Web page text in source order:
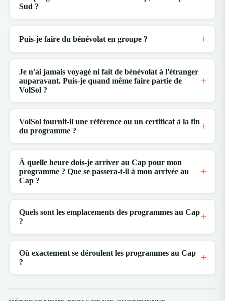
Sud ?
Puis-je faire du bénévolat en groupe ?
Je n'ai jamais voyagé ni fait de bénévolat à l'étranger
auparavant. Puis-je quand même faire partie de
VolSol ?
VolSol fournit-il une référence ou un certificat à la fin
du programme ?
À quelle heure dois-je arriver au Cap pour mon
programme ? Que se passera-t-il à mon arrivée au
Cap ?
Quels sont les emplacements des programmes au Cap
?
Où exactement se déroulent les programmes au Cap
?